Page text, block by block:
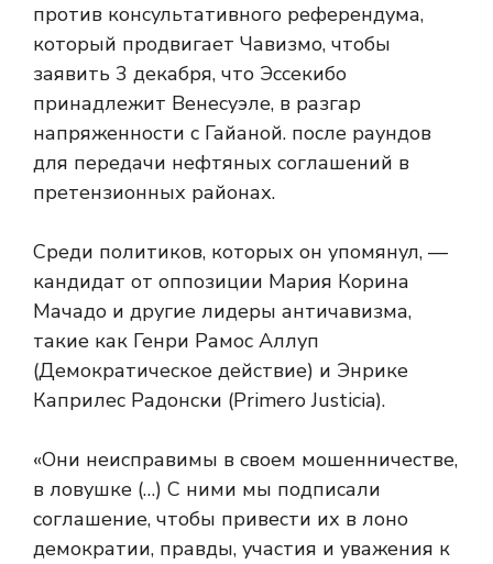
против консультативного референдума,
который продвигает Чавизмо, чтобы
заявить 3 декабря, что Эссекибо
принадлежит Венесуэле, в разгар
напряженности с Гайаной. после раундов
для передачи нефтяных соглашений в
претензионных районах.
Среди политиков, которых он упомянул, —
кандидат от оппозиции Мария Корина
Мачадо и другие лидеры античавизма,
такие как Генри Рамос Аллуп
(Демократическое действие) и Энрике
Каприлес Радонски (Primero Justicia).
«Они неисправимы в своем мошенничестве,
в ловушке (…) С ними мы подписали
соглашение, чтобы привести их в лоно
демократии, правды, участия и уважения к